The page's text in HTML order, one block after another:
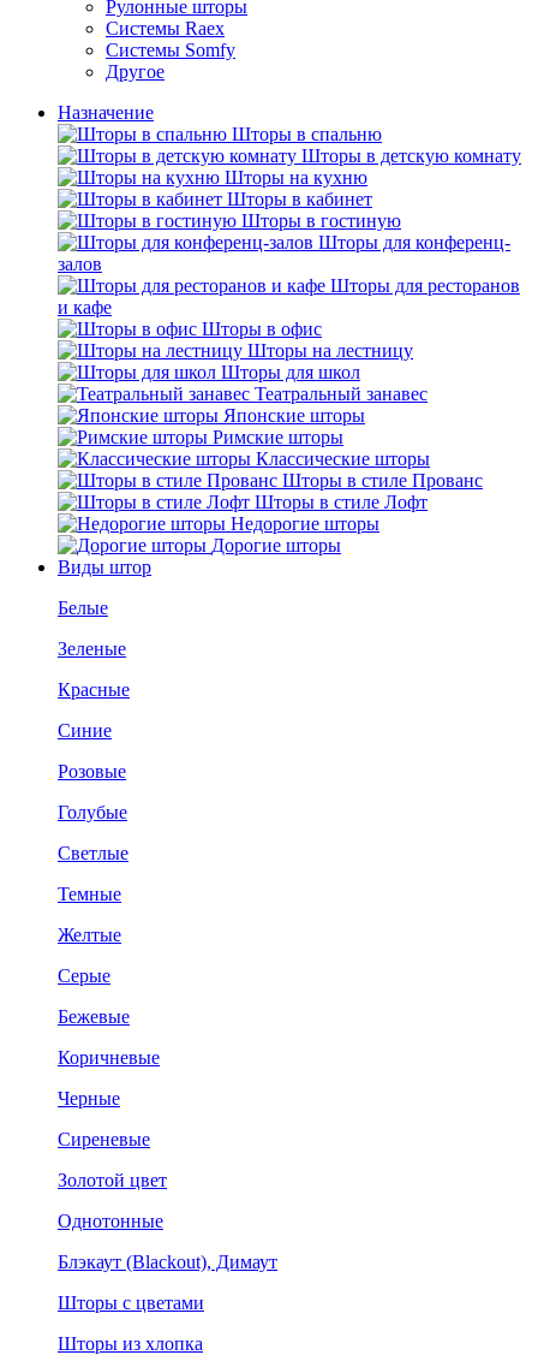
Рулонные шторы
Системы Raex
Системы Somfy
Другое
Назначение
Шторы в спальню
Шторы в детскую комнату
Шторы на кухню
Шторы в кабинет
Шторы в гостиную
Шторы для конференц-
залов
Шторы для ресторанов
и кафе
Шторы в офис
Шторы на лестницу
Шторы для школ
Театральный занавес
Японские шторы
Римские шторы
Классические шторы
Шторы в стиле Прованс
Шторы в стиле Лофт
Недорогие шторы
Дорогие шторы
Виды штор
Белые
Зеленые
Красные
Синие
Розовые
Голубые
Светлые
Темные
Желтые
Серые
Бежевые
Коричневые
Черные
Сиреневые
Золотой цвет
Однотонные
Блэкаут (Blackout), Димаут
Шторы с цветами
Шторы из хлопка